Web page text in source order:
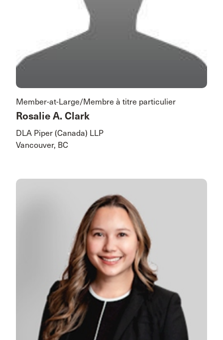
Member-at-Large/Membre à titre particulier
Rosalie A. Clark
DLA Piper (Canada) LLP
Vancouver, BC